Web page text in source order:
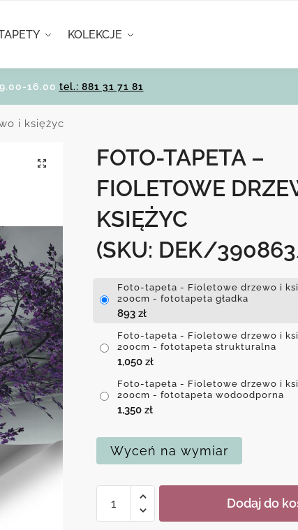
KOLEKCJE
16.00 tel.: 881 31 71 81
i księżyc
FOTO-TAPETA –
FIOLETOWE
KSIĘŻYC
(SKU: DEK/
Foto-tapeta - Fioletowe drzewo i
200cm - fototapeta gładka
893 zł
Foto-tapeta - Fioletowe drzewo i
200cm - fototapeta strukturalna
1,050 zł
Foto-tapeta - Fioletowe drzewo i
200cm - fototapeta wodoodporna
1,350 zł
Wyceń na wymiar
Foto-
Dodaj do